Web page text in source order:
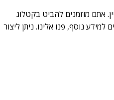
2008, עם מחירים נוחים ושירות מצטיין. אתם מוזמנים להביט בקטלוג
נוסף, פנו אלינו. ניתן ליצור